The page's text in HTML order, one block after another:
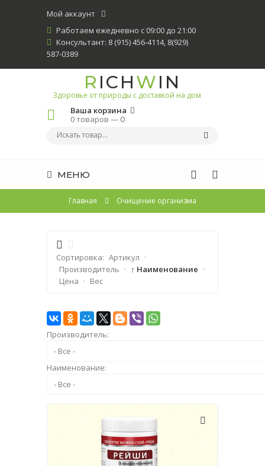
Мой аккаунт
Работаем ежедневно с 09:00 до 21:00
Консультант: 8 (915) 456-4114, 8(929)
587-0389
R ICHWIN
Здоровье от природы с доставкой на дом
Ваша корзина
0 товаров —0
МЕНЮ
Главная Очищение организма
Сортировка: Артикул ·
Производитель · ↑ Наименование ·
Цена · Вес
Производитель:
Наименование: